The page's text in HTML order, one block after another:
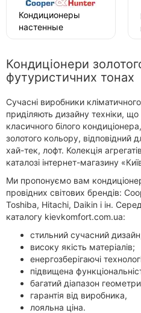
Кондиционеры
настенные
Кондиціонери
футуристичних тонах
Сучасні виробники
приділяють дизайну техніки,
класичного білого
золотого кольору, відповідний
хай-тек, лофт. Колекція
каталозі інтернет-магазину
Ми пропонуємо вам
провідних світових брендів:
Toshiba, Hitachi, Daikin і ін.
каталогу kievkomfort.com.ua:
стильний сучасний
високу якість матеріалів;
енергозберігаючі
підвищена
багатий діапазон
гарантія від виробника,
лояльна ціна.